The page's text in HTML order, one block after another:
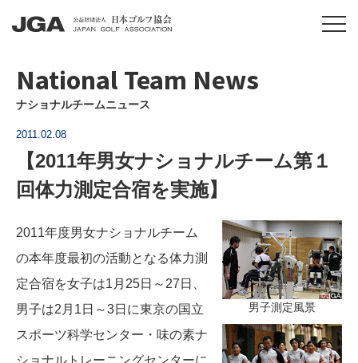
National Team News
ナショナルチームニュース
2011.02.08
【2011年男女ナショナルチーム第１
回体力測定合宿を実施】
男子測定風景
2011年度男女ナショナルチーム
の本年度最初の活動となる体力測
定合宿を女子は1月25日～27日、
男子は2月1日～3日に東京の国立
スポーツ科学センター・味の素ナ
ショナルトレーニングセンターに